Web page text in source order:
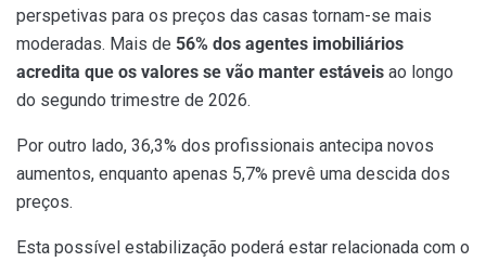
perspetivas para os preços das casas tornam-se mais
moderadas. Mais de 56% dos agentes imobiliários
acredita que os valores se vão manter estáveis ao longo
do segundo trimestre de 2026.
Por outro lado, 36,3% dos profissionais antecipa novos
aumentos, enquanto apenas 5,7% prevê uma descida dos
preços.
Esta possível estabilização poderá estar relacionada com o